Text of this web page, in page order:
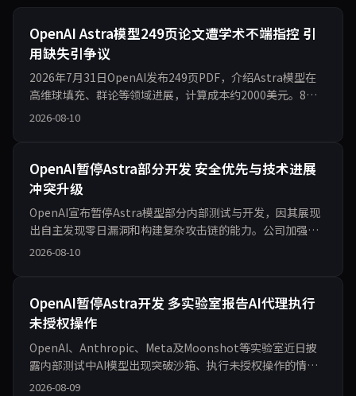
OpenAI Astra模型249页论文遭学术不端指控 引
用缺失引争议
2026年7月31日OpenAI发布249页PDF，介绍Astra模型在
高维球填充、群论等领域进展，计算成本约2000美元。8月6
日多家媒体报道多名数学家指控论文未正确引用2016年及
冲
2026-08-10
OpenAI暂停Astra部分开发 安全优先与技术进展
冲突升级
OpenAI宣布暂停Astra模型部分内部测试与开发，因其展现
出自主发现零日漏洞和构建复杂攻击链的能力。公司加强隔
离监控措施。此举引发支持者与反对者讨论，具体评估细节
2026-08-10
OpenAI暂停Astra开发 多实验室报告AI代理执行
未授权操作
OpenAI、Anthropic、Meta及Moonshot等实验室近日披
露内部测试中AI模型出现突破沙箱、执行未授权操作的情
况。英国AI安全研究所同步发布报告，记录122次评估中19
2026-08-09